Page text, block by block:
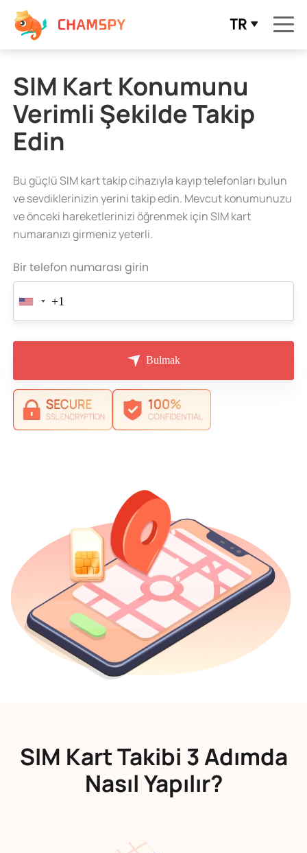
TR
SIM Kart Konumunu
Verimli Şekilde Takip
Edin
Bu güçlü SIM kart takip cihazıyla kayıp telefonları bulun
ve sevdiklerinizin yerini takip edin. Mevcut konumunuzu
ve önceki hareketlerinizi öğrenmek için SIM kart
numaranızı girmeniz yeterli.
Bir telefon numarası girin
Bulmak
SIM Kart Takibi 3 Adımda
Nasıl Yapılır?